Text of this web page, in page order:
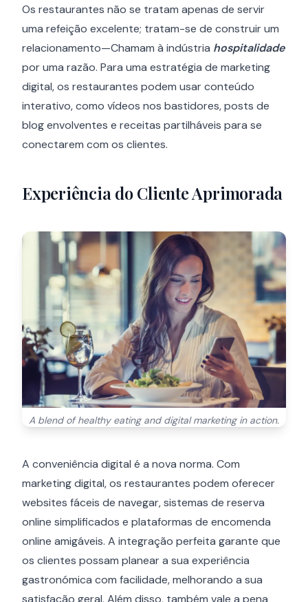
Os restaurantes não se tratam apenas de servir
uma refeição excelente; tratam-se de construir um
relacionamento—Chamam à indústria hospitalidade
por uma razão. Para uma estratégia de marketing
digital, os restaurantes podem usar conteúdo
interativo, como vídeos nos bastidores, posts de
blog envolventes e receitas partilháveis para se
conectarem com os clientes.
Experiência do Cliente Aprimorada
A blend of healthy eating and digital marketing in action.
A conveniência digital é a nova norma. Com
marketing digital, os restaurantes podem oferecer
websites fáceis de navegar, sistemas de reserva
online simplificados e plataformas de encomenda
online amigáveis. A integração perfeita garante que
os clientes possam planear a sua experiência
gastronómica com facilidade, melhorando a sua
satisfação geral. Além disso, também vale a pena